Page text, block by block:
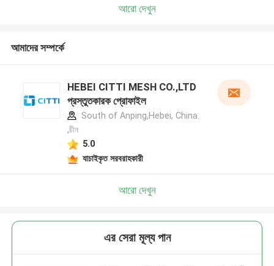
আরো দেখুন
আমাদের সম্পর্কে
HEBEI CITTI MESH CO.,LTD
প্রস্তুতকারক প্রোফাইল
South of Anping,Hebei, China.
,চীন
5.0
যাচাইকৃত সরবরাহকারী
আরো দেখুন
এর সেরা মূল্য পান